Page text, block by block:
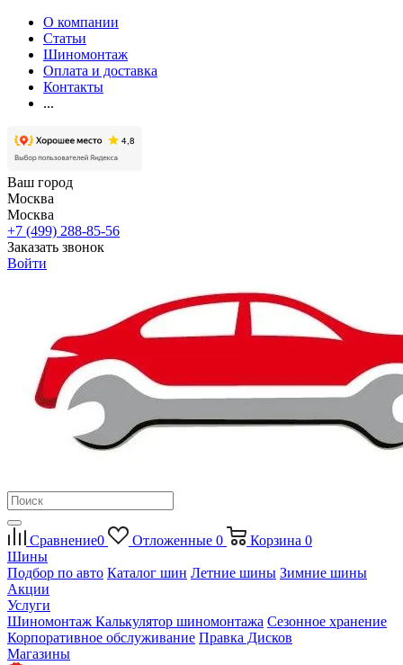
О компании
Статьи
Шиномонтаж
Оплата и доставка
Контакты
...
Ваш город
Москва
Москва
+7 (499) 288-85-56
Заказать звонок
Войти
Сравнение0 Отложенные 0 Корзина 0
Шины
Подбор по авто Каталог шин Летние шины Зимние шины
Акции
Услуги
Шиномонтаж Калькулятор шиномонтажа Сезонное хранение
Корпоративное обслуживание Правка Дисков
Магазины